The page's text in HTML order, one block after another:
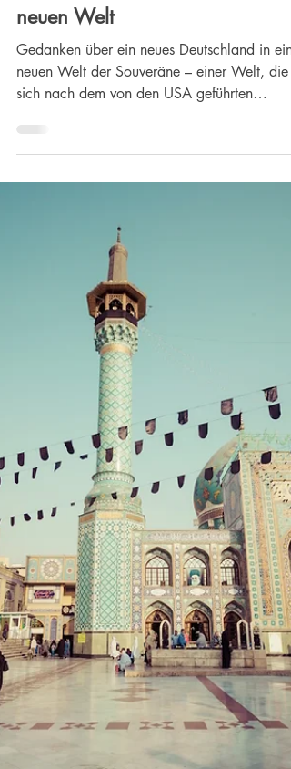
NEUANFANG
Neues Deutschland in einer
neuen Welt
neuen Welt der Souveräne – einer Welt, die
sich nach dem von den USA geführten
Angriffskrieg gegen den Iran abzeichnet.